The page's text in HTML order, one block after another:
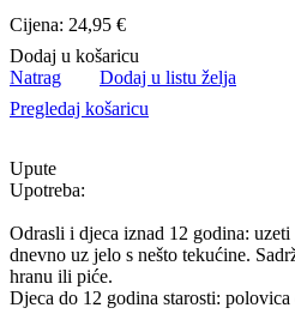
Cijena: 24,95 €
Dodaj u košaricu
Natrag
Dodaj u listu želja
Pregledaj košaricu
Upute
Upotreba:
Odrasli i djeca iznad 12 godina:
dnevno uz jelo s nešto tekućine.
hranu ili piće.
Djeca do 12 godina starosti: polovica